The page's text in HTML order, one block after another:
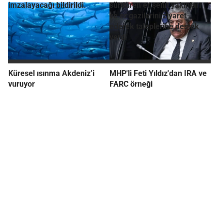
imzalayacağı bildirildi.
sürdüren er şehit yakınları
ve er gazilerini ziyaret
ederek taleplerine destek
verdi
Küresel ısınma Akdeniz’i
vuruyor
MHP'li Feti Yıldız'dan IRA ve
FARC örneği